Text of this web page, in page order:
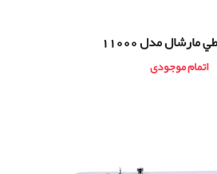
مدل 11000
اتمام موجودی